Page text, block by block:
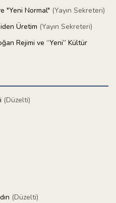
"Yeni Normal" (Yayın Sekreteri)
Üretim (Yayın Sekreteri)
Rejimi ve “Yeni” Kültür
(Düzelti)
(Düzelti)